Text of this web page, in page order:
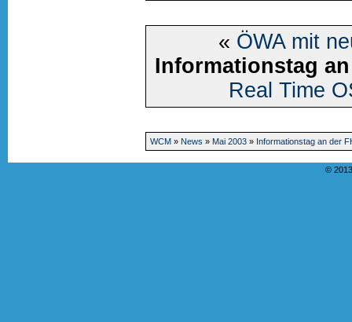
« ÖWA mit
Informationstag
Real Time
WCM » News » Mai 2003» Informationstag an der
©